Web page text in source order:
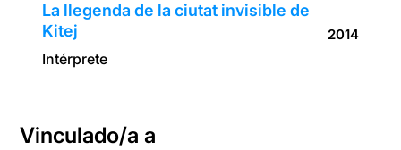
La llegenda de la ciutat invisible de
Kitej
Intérprete
2014
Vinculado/a a